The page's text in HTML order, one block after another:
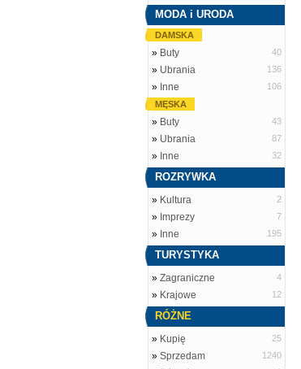
MODA i URODA
DAMSKA
» Buty 40
» Ubrania 136
» Inne
106
MĘSKA
» Buty 43
» Ubrania 87
» Inne 32
ROZRYWKA
» Kultura 2
» Imprezy 7
» Inne 195
TURYSTYKA
» Zagraniczne 4
» Krajowe 12
RÓŻNE
» Kupię 25
» Sprzedam 1240